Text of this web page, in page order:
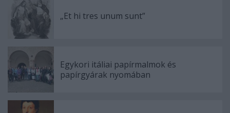
„Et hi tres unum sunt”
Egykori itáliai papírmalmok és
papírgyárak nyomában